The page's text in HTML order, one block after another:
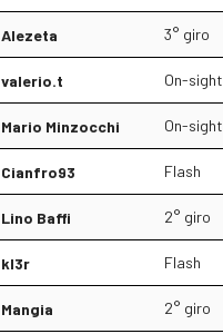
Alezeta 3° giro
valerio.t On-sight
Mario Minzocchi On-sight
Cianfro93 Flash
Lino Baffi 2° giro
kl3r Flash
Mangia 2° giro